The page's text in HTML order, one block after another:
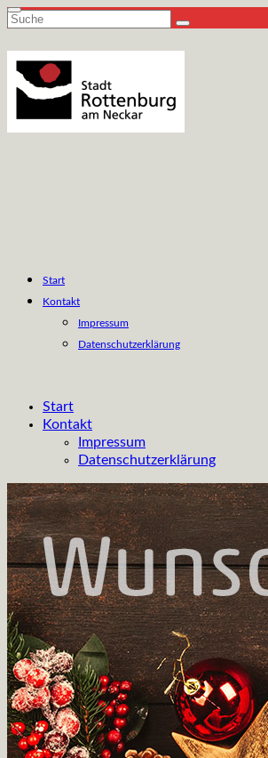
Suche
Start
Kontakt
Impressum
Datenschutzerklärung
Start
Kontakt
Impressum
Datenschutzerklärung